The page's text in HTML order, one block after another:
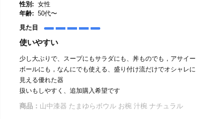
性別: 女性
年齢: 50代〜
見た目
使いやすい
少し大ぶりで、スープにもサラダにも、丼ものでも，アサイー
ボールにも，なんにでも使える、盛り付け流だけでオシャレに
見える優れた器
扱いもしやすく、追加購入希望です
商品： 山中漆器 たまゆらボウル お椀 汁椀 ナチュラル